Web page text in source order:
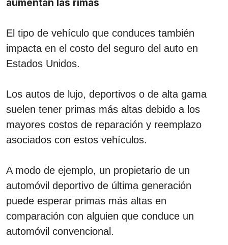
aumentan las rimas
El tipo de vehículo que conduces también
impacta en el costo del seguro del auto en
Estados Unidos.
Los autos de lujo, deportivos o de alta gama
suelen tener primas más altas debido a los
mayores costos de reparación y reemplazo
asociados con estos vehículos.
A modo de ejemplo, un propietario de un
automóvil deportivo de última generación
puede esperar primas más altas en
comparación con alguien que conduce un
automóvil convencional.